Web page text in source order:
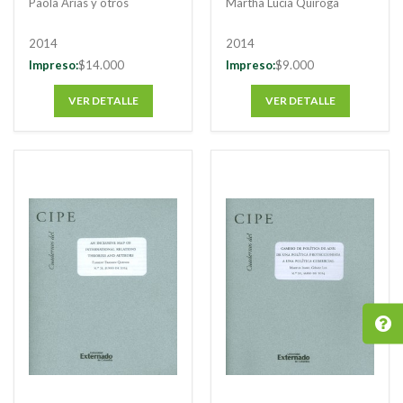
mercados
financieros
convulsionados
2014
Impreso:$14.000
VER DETALLE
2014
Impreso:$9.000
VER DETALLE